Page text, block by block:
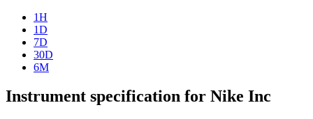
1H
1D
7D
30D
6M
Instrument specification for Nike Inc